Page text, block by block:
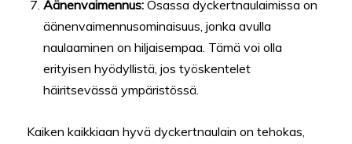
Äänenvaimennus: Osassa dyckertnaulaimissa on
äänenvaimennusominaisuus, jonka avulla
naulaaminen on hiljaisempaa. Tämä voi olla
erityisen hyödyllistä, jos työskentelet
häiritsevässä ympäristössä.
Kaiken kaikkiaan hyvä dyckertnaulain on tehokas,